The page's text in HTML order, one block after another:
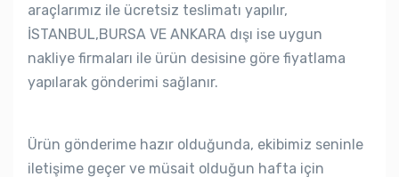
araçlarımız ile ücretsiz teslimatı yapılır,
İSTANBUL,BURSA VE ANKARA dışı ise uygun
nakliye firmaları ile ürün desisine göre fiyatlama
yapılarak gönderimi sağlanır.
Ürün gönderime hazır olduğunda, ekibimiz seninle
iletişime geçer ve müsait olduğun hafta için